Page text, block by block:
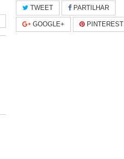
TWEET PARTILHAR
GOOGLE+ PINTEREST